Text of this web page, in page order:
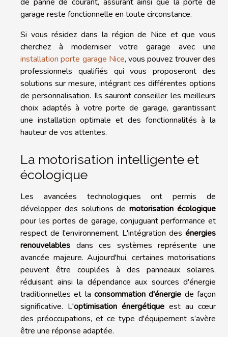
de panne de courant, assurant ainsi que la porte de
garage reste fonctionnelle en toute circonstance.
Si vous résidez dans la région de Nice et que vous
cherchez à moderniser votre garage avec une
installation porte garage Nice, vous pouvez trouver des
professionnels qualifiés qui vous proposeront des
solutions sur mesure, intégrant ces différentes options
de personnalisation. Ils sauront conseiller les meilleurs
choix adaptés à votre porte de garage, garantissant
une installation optimale et des fonctionnalités à la
hauteur de vos attentes.
La motorisation intelligente et
écologique
Les avancées technologiques ont permis de
développer des solutions demotorisation écologique
pour les portes de garage, conjuguant performance et
respect de l'environnement. L'intégration des énergies
renouvelables dans ces systèmes représente une
avancée majeure. Aujourd'hui, certaines motorisations
peuvent être couplées à des panneaux solaires,
réduisant ainsi la dépendance aux sources d'énergie
traditionnelles et la consommation d'énergie de façon
significative. L'optimisation énergétique est au cœur
des préoccupations, et ce type d'équipement s’avère
être une réponse adaptée.